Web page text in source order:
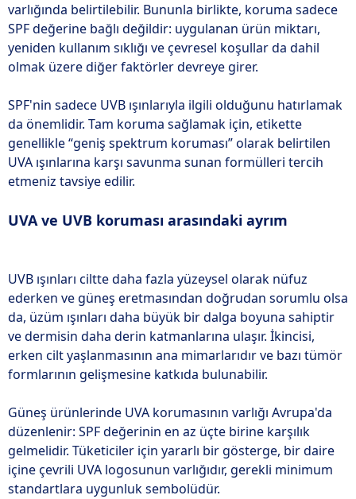
varlığında belirtilebilir. Bununla birlikte, koruma sadece
SPF değerine bağlı değildir: uygulanan ürün miktarı,
yeniden kullanım sıklığı ve çevresel koşullar da dahil
olmak üzere diğer faktörler devreye girer.
SPF'nin sadece UVB ışınlarıyla ilgili olduğunu hatırlamak
da önemlidir. Tam koruma sağlamak için, etikette
genellikle “geniş spektrum koruması” olarak belirtilen
UVA ışınlarına karşı savunma sunan formülleri tercih
etmeniz tavsiye edilir.
UVA ve UVB koruması arasındaki ayrım
UVB ışınları ciltte daha fazla yüzeysel olarak nüfuz
ederken ve güneş eretmasından doğrudan sorumlu olsa
da, üzüm ışınları daha büyük bir dalga boyuna sahiptir
ve dermisin daha derin katmanlarına ulaşır. İkincisi,
erken cilt yaşlanmasının ana mimarlarıdır ve bazı tümör
formlarının gelişmesine katkıda bulunabilir.
Güneş ürünlerinde UVA korumasının varlığı Avrupa'da
düzenlenir: SPF değerinin en az üçte birine karşılık
gelmelidir. Tüketiciler için yararlı bir gösterge, bir daire
içine çevrili UVA logosunun varlığıdır, gerekli minimum
standartlara uygunluk sembolüdür.